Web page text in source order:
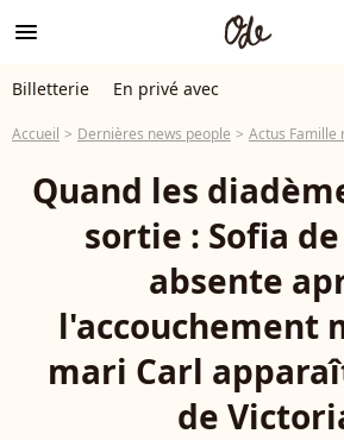
menu
Billetterie En privé avec
Accueil Dernières news people Actus Famille
Quand les
sortie : Sofia
absente
l'accouchement
mari Carl
de